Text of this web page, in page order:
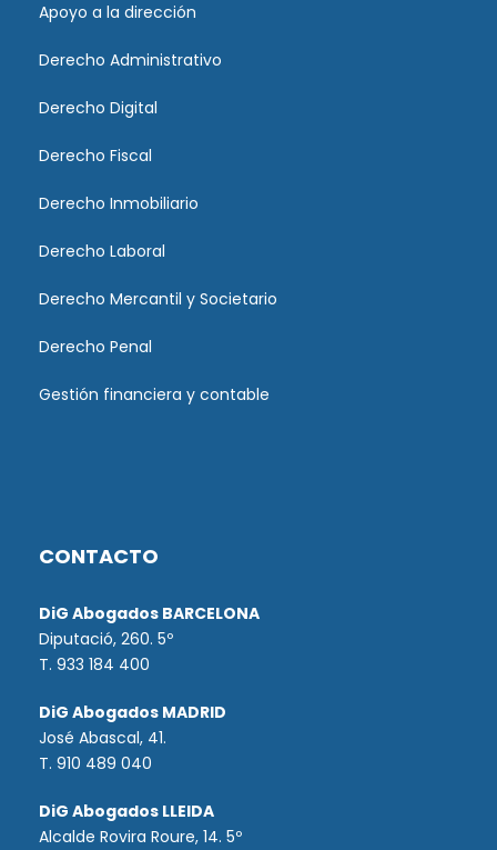
Apoyo a la dirección
Derecho Administrativo
Derecho Digital
Derecho Fiscal
Derecho Inmobiliario
Derecho Laboral
Derecho Mercantil y Societario
Derecho Penal
Gestión financiera y contable
CONTACTO
DiG Abogados BARCELONA
Diputació, 260. 5º
T. 933 184 400
DiG Abogados MADRID
José Abascal, 41.
T. 910 489 040
DiG Abogados LLEIDA
Alcalde Rovira Roure, 14. 5º